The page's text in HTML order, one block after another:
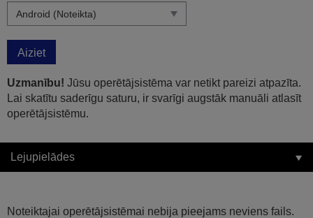
Aiziet
Uzmanību! Jūsu operētājsistēma var netikt pareizi atpazīta.
Lai skatītu saderīgu saturu, ir svarīgi augstāk manuāli atlasīt
operētājsistēmu.
Lejupielādes
Noteiktajai operētājsistēmai nebija pieejams neviens fails.